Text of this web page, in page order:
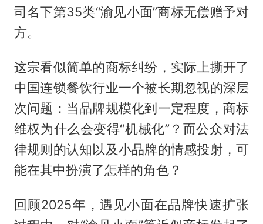
司名下第35类“渝见小面”商标无偿赠予对
方。
这宗看似简单的商标纠纷，实际上撕开了
中国连锁餐饮行业一个被长期忽视的深层
次问题：当品牌规模化到一定程度，商标
维权为什么会变得“机械化”？而公众对法
律规则的认知以及小品牌的情感投射，可
能在其中扮演了怎样的角色？
回顾2025年，遇见小面在品牌快速扩张